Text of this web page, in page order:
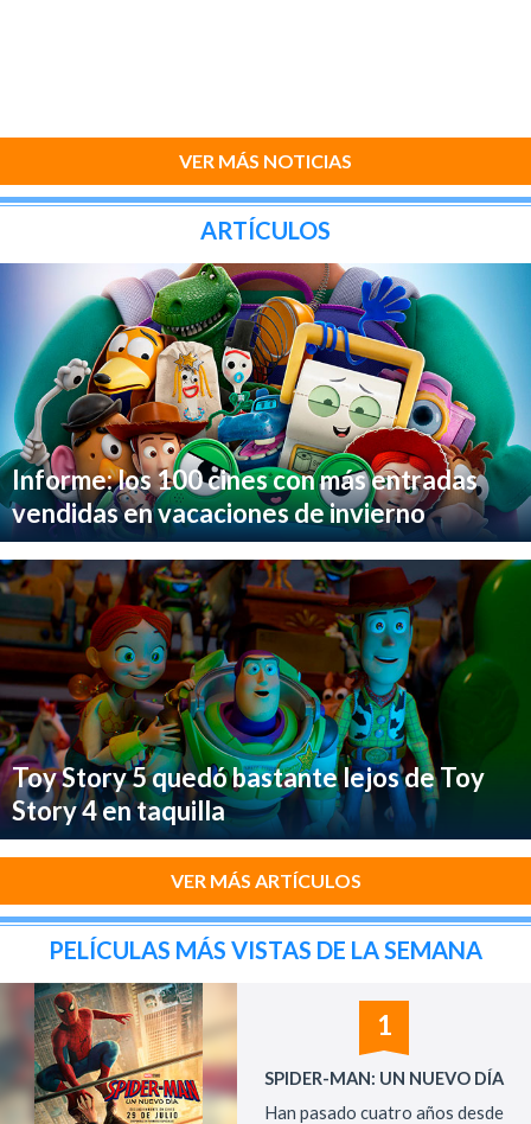
VER MÁS NOTICIAS
ARTÍCULOS
Informe: los 100 cines con más entradas
vendidas en vacaciones de invierno
Toy Story 5 quedó bastante lejos de Toy
Story 4 en taquilla
VER MÁS ARTÍCULOS
PELÍCULAS MÁS VISTAS DE LA SEMANA
1
SPIDER-MAN: UN NUEVO DÍA
Han pasado cuatro años desde